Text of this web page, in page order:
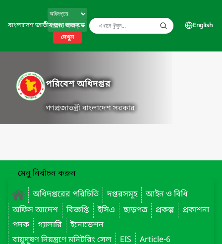
বাংলাদেশ জাতীয় তথ্য বাতায়ন
দেখুন
English
পরিবেশ অধিদপ্তর
গণপ্রজাতন্ত্রী বাংলাদেশ সরকার
মেনু নির্বাচন করুন
অধিদপ্তরের পরিচিতি
দপ্তরসমূহ
আইন ও বিধি
অফিস আদেশ
বিজ্ঞপ্তি ইসিএ ছাড়পত্র প্রকল্প
প্রকাশনা
পদক
গ্যালারি
ইনোভেশন
বায়ুদূষণ নিয়ন্ত্রণে মনিটরিং সেল
EIS
Article-6